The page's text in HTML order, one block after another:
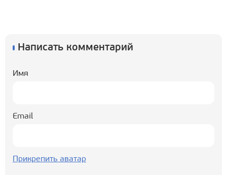
Написать комментарий
Имя
Email
Прикрепить аватар